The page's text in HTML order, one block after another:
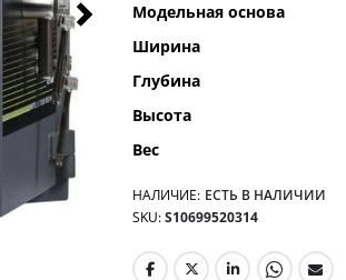
Модельная основа
Ширина
Глубина
Высота
Вес
НАЛИЧИЕ: ЕСТЬ В НАЛИЧИИ
SKU S10699520314